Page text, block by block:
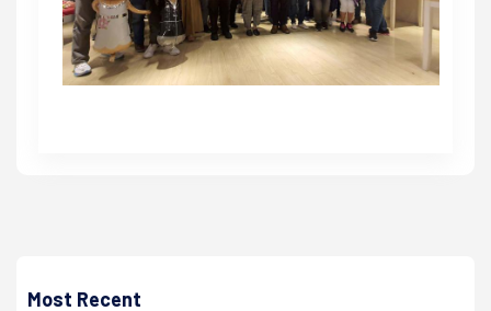
Most Recent